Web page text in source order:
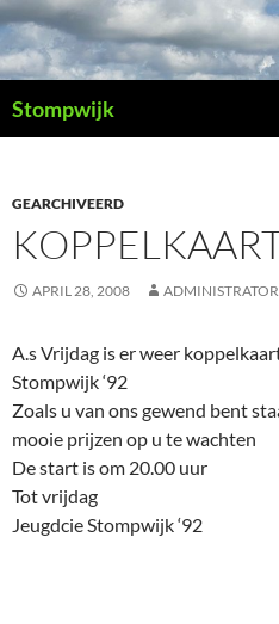
Ga
naar
de
inhoud
Stompwijk
GEARCHIVEERD
APRIL 28, 2008 ADMINISTRATOR
A.s Vrijdag is er weer
Stompwijk ‘92
Zoals u van ons gewend bent
mooie prijzen op u te wachten
De start is om 20.00 uur
Tot vrijdag
Jeugdcie Stompwijk ‘92